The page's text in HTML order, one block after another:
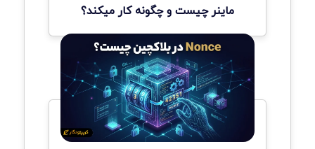
ماینر چیست و چگونه کار میکند؟